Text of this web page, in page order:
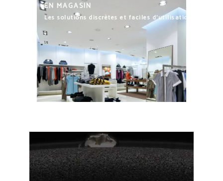
EN MAGASIN
Les solutions discrètes et faciles d’utilisation